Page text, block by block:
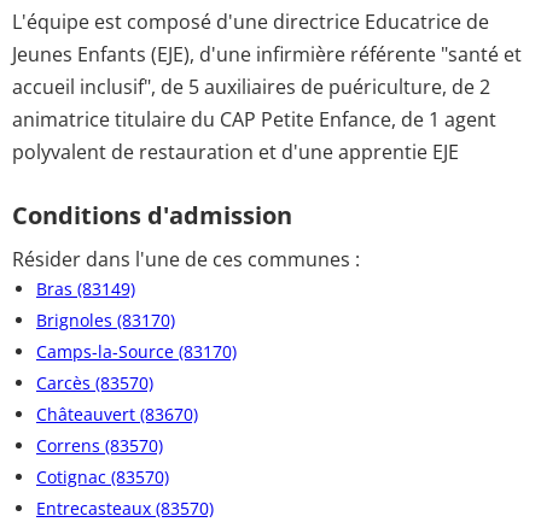
L'équipe est composé d'une directrice Educatrice de
Jeunes Enfants (EJE), d'une infirmière référente "santé et
accueil inclusif", de 5 auxiliaires de puériculture, de 2
animatrice titulaire du CAP Petite Enfance, de 1 agent
polyvalent de restauration et d'une apprentie EJE
Conditions d'admission
Résider dans l'une de ces communes :
Bras (83149)
Brignoles (83170)
Camps-la-Source (83170)
Carcès (83570)
Châteauvert (83670)
Correns (83570)
Cotignac (83570)
Entrecasteaux (83570)